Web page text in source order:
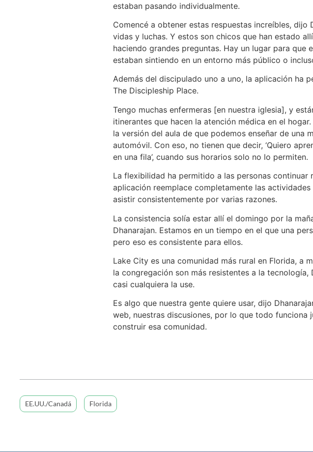
estaban pasando individualmente.
Comencé a obtener estas respuestas increíbles,
vidas y luchas. Y estos son chicos que han estado
haciendo grandes preguntas. Hay un lugar para
estaban sintiendo en un entorno más público o
Además del discipulado uno a uno, la aplicación ha
The Discipleship Place.
Tengo muchas enfermeras [en nuestra iglesia], y
itinerantes que hacen la atención médica en el
la versión del aula de que podemos enseñar de una
automóvil. Con eso, no tienen que decir, ‘Quiero
en una fila’, cuando sus horarios solo no lo permiten.
La flexibilidad ha permitido a las personas continuar
aplicación reemplace completamente las
asistir consistentemente por varias razones.
La consistencia solía estar allí el domingo por la
Dhanarajan. Estamos en un tiempo en el que una
pero eso es consistente para ellos.
Lake City es una comunidad más rural en Florida, a
la congregación son más resistentes a la
casi cualquiera la use.
Es algo que nuestra gente quiere usar, dijo
web, nuestras discusiones, por lo que todo
construir esa comunidad.
EE.UU./Canadá Florida